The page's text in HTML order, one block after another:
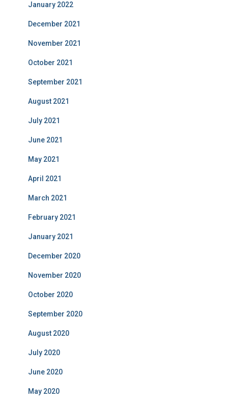
January 2022
December 2021
November 2021
October 2021
September 2021
August 2021
July 2021
June 2021
May 2021
April 2021
March 2021
February 2021
January 2021
December 2020
November 2020
October 2020
September 2020
August 2020
July 2020
June 2020
May 2020